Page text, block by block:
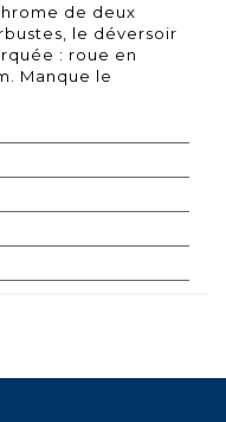
de deux
le déversoir
: roue en
Manque le